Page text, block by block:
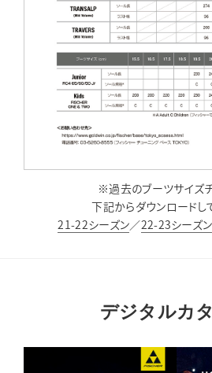
※過去のブーツサイズ
下記からダウンロードし
21-22シーズン／22-23シーズン
デジタルカ